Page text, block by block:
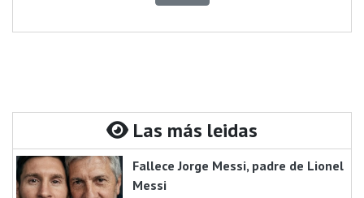
Las más leidas
Fallece Jorge Messi, padre de Lionel
Messi